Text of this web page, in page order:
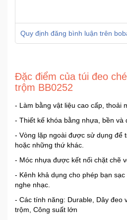
chơi
Giải
Quy định đăng bình luận trên
Đặc điểm của túi đeo
trộm BB0252
- Làm bằng vật liệu cao cấp, thoải
- Thiết kế khóa bằng nhựa, bền và
- Vòng lặp ngoài được sử dụng để
hoặc những thứ khác.
- Móc nhựa được kết nối chặt chẽ
- Kênh khả dụng cho phép bạn
nghe nhạc.
- Các tính năng: Durable, Dây đeo
trộm, Công suất lớn